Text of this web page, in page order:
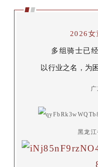
2026女
多组骑士已
以行业之名，为
黑龙